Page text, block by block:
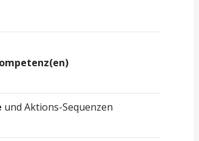
und Aktions-Sequenzen